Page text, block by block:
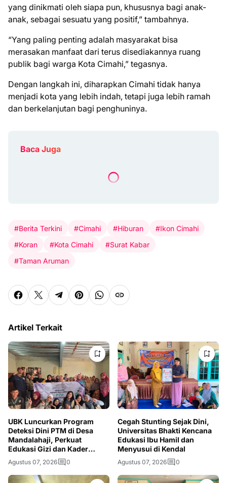
yang dinikmati oleh siapa pun, khususnya bagi anak-
anak, sebagai sesuatu yang positif,” tambahnya.
“Yang paling penting adalah masyarakat bisa
merasakan manfaat dari terus disediakannya ruang
publik bagi warga Kota Cimahi,” tegasnya.
Dengan langkah ini, diharapkan Cimahi tidak hanya
menjadi kota yang lebih indah, tetapi juga lebih ramah
dan berkelanjutan bagi penghuninya.
Baca Juga
#Berita Terkini #Cimahi #Hiburan
#Ikon Cimahi
#Koran
#Kota Cimahi
#Surat Kabar
#Taman Aruman
Artikel Terkait
UBK Luncurkan Program
Deteksi Dini PTM di Desa
Mandalahaji, Perkuat
Edukasi Gizi dan Kader
Kesehatan
Agustus 07, 2026 0
Cegah Stunting Sejak Dini,
Universitas Bhakti Kencana
Edukasi Ibu Hamil dan
Menyusui di Kendal
Agustus 07, 2026 0